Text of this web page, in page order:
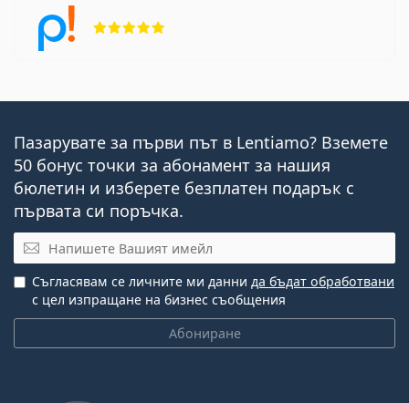
Пазарувате за първи път в Lentiamo? Вземете
50 бонус точки за абонамент за нашия
бюлетин и изберете безплатен подарък с
първата си поръчка.
Имейл
Абониране
Съгласявам се личните ми данни да бъдат обработвани
с цел изпращане на бизнес съобщения